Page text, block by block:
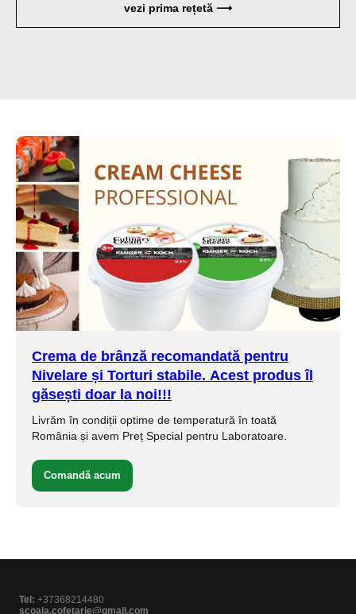
vezi prima rețetă ⟶
Crema de brânză recomandată pentru
Nivelare și Torturi stabile. Acest produs îl
găsești doar la noi!!!
Livrăm în condiții optime de temperatură în toată
România și avem Preț Special pentru Laboratoare.
Comandă acum
Tel: +37368214480
scoala.cofetarie@gmail.com